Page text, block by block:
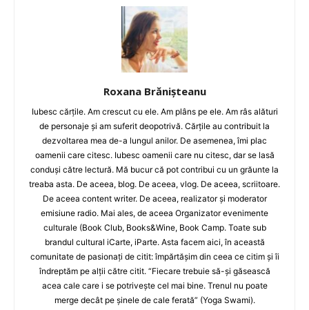
Roxana Brănișteanu
Iubesc cărțile. Am crescut cu ele. Am plâns pe ele. Am râs alături
de personaje și am suferit deopotrivă. Cărțile au contribuit la
dezvoltarea mea de-a lungul anilor. De asemenea, îmi plac
oamenii care citesc. Iubesc oamenii care nu citesc, dar se lasă
conduși către lectură. Mă bucur că pot contribui cu un grăunte la
treaba asta. De aceea, blog. De aceea, vlog. De aceea, scriitoare.
De aceea content writer. De aceea, realizator și moderator
emisiune radio. Mai ales, de aceea Organizator evenimente
culturale (Book Club, Books&Wine, Book Camp. Toate sub
brandul cultural iCarte, iParte. Asta facem aici, în această
comunitate de pasionați de citit: împărtășim din ceea ce citim și îi
îndreptăm pe alții către citit. “Fiecare trebuie să-și găsească
acea cale care i se potrivește cel mai bine. Trenul nu poate
merge decât pe șinele de cale ferată” (Yoga Swami).